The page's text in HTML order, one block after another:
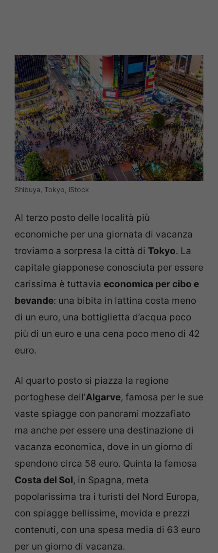
Shibuya, Tokyo, iStock
Al terzo posto delle località più
economiche per una giornata di vacanza
troviamo a sorpresa la città di Tokyo. La
capitale giapponese conosciuta per essere
carissima è tuttavia economica per cibo e
bevande: una bibita in lattina costa meno
di un euro, una bottiglietta d’acqua poco
più di un euro e una cena poco meno di 42
euro.
Al quarto posto si piazza la regione
portoghese dell’Algarve, famosa per le sue
vaste spiagge con panorami mozzafiato
ma anche per essere una destinazione di
vacanza economica, dove in un giorno di
spendono circa 58 euro. Quinta la famosa
Costa del Sol, in Spagna, meta
popolarissima tra i turisti del Nord Europa,
con spiagge bellissime, movida e prezzi
contenuti, con una spesa media di 63 euro
per un giorno di vacanza.